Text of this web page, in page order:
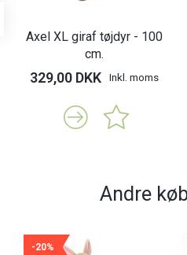
Axel XL giraf tøjdyr - 100
cm.
329,00 DKK Inkl. moms
Andre
-20%